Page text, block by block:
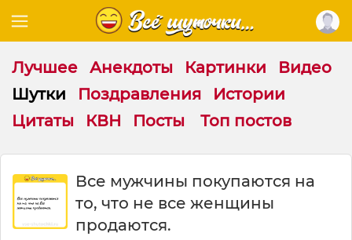
Лучшее Анекдоты Картинки
Видео
Шутки
Поздравления
Истории
Цитаты
КВН Посты Топ постов
Все мужчины покупаются на
то, что не все женщины
продаются.